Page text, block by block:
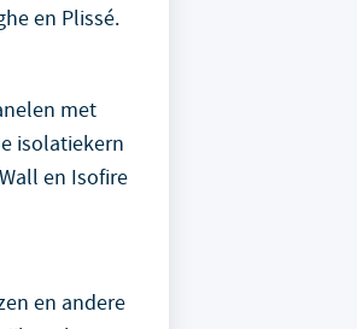
en Plissé.
met
isolatiekern
en Isofire
en andere